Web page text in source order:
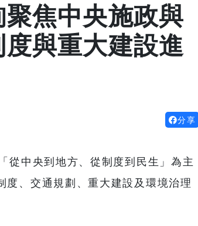
焦中央施政與
與重大建設進
分享
從中央到地方、從制度到民生」為主
、交通規劃、重大建設及環境治理